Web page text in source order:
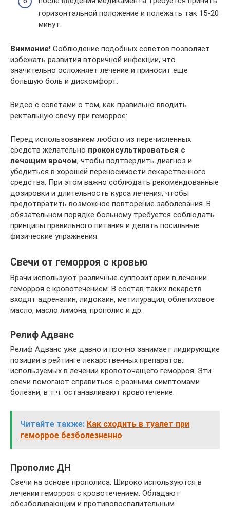
горизонтальной положение и полежать так 15-20
минут.
Внимание! Соблюдение подобных советов позволяет
избежать развития вторичной инфекции, что
значительно осложняет лечение и приносит еще
большую боль и дискомфорт.
Видео с советами о том, как правильно вводить
ректальную свечу при геморрое:
Перед использованием любого из перечисленных
средств желательно проконсультироваться с
лечащим врачом, чтобы подтвердить диагноз и
убедиться в хорошей переносимости лекарственного
средства. При этом важно соблюдать рекомендованные
дозировки и длительность курса лечения, чтобы
предотвратить возможное повторение заболевания. В
обязательном порядке больному требуется соблюдать
принципы правильного питания и делать посильные
физические упражнения.
Свечи от геморроя с кровью
Врачи используют различные суппозитории в лечении
геморроя с кровотечением. В состав таких лекарств
входят адреналин, лидокаин, метилурацил, облепиховое
масло, масло лимона, прополис и др.
Релиф Адванс
Релиф Адванс уже давно и прочно занимает лидирующие
позиции в рейтинге лекарственных препаратов,
используемых в лечении кровоточащего геморроя. Эти
свечи помогают справиться с разными симптомами
болезни, в т.ч. останавливают кровотечение.
Читайте также: Как сходить в туалет при
геморрое безболезненно
Прополис ДН
Свечи на основе прополиса. Широко используются в
лечении геморроя с кровотечением. Обладают
обезболивающим и противовоспалительным